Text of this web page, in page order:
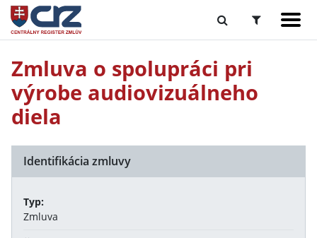
Zmluva o spolupráci pri
výrobe audiovizuálneho
diela
Identifikácia zmluvy
Typ:
Zmluva